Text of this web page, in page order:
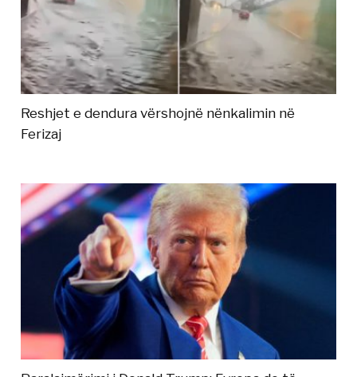
Reshjet e dendura vërshojnë nënkalimin në
Ferizaj